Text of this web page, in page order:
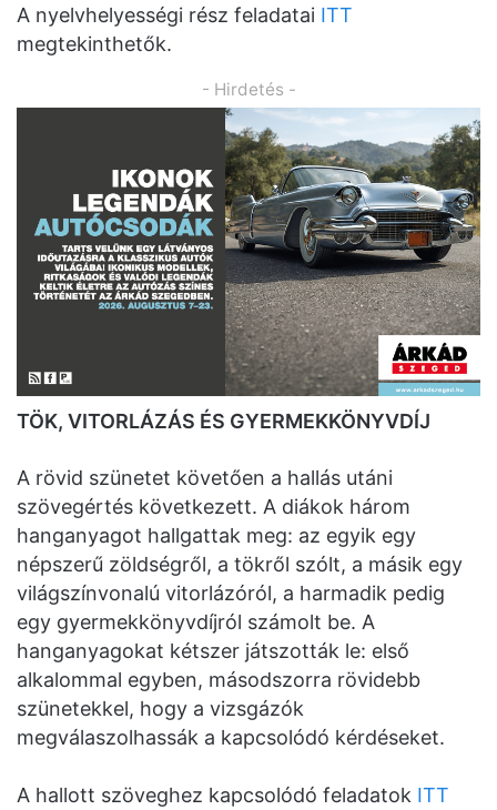
A nyelvhelyességi rész feladatai ITT
megtekinthetők.
- Hirdetés -
TÖK, VITORLÁZÁS ÉS GYERMEKKÖNYVDÍJ
A rövid szünetet követően a hallás utáni
szövegértés következett. A diákok három
hanganyagot hallgattak meg: az egyik egy
népszerű zöldségről, a tökről szólt, a másik egy
világszínvonalú vitorlázóról, a harmadik pedig
egy gyermekkönyvdíjról számolt be. A
hanganyagokat kétszer játszották le: első
alkalommal egyben, másodszorra rövidebb
szünetekkel, hogy a vizsgázók
megválaszolhassák a kapcsolódó kérdéseket.
A hallott szöveghez kapcsolódó feladatok ITT